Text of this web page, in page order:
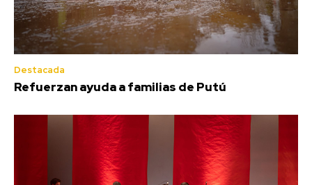
Destacada
Refuerzan ayuda a familias de Putú